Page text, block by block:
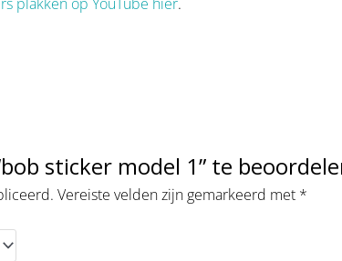
sticker model 1” te
Vereiste velden zijn gemarkeerd met *